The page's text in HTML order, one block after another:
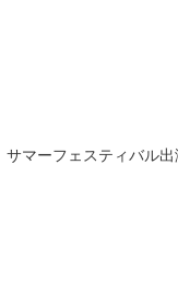
サマーフェスティバル